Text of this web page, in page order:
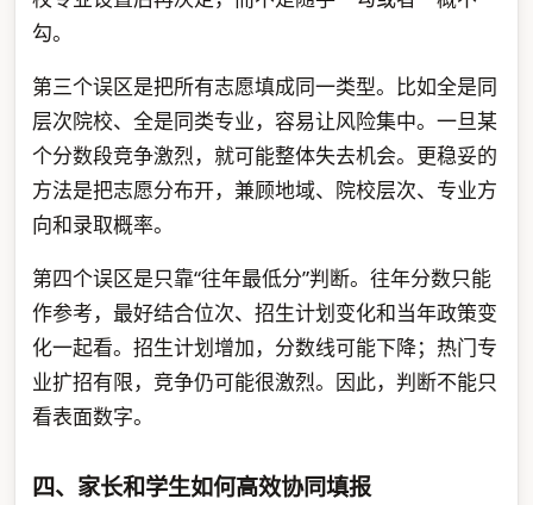
勾。
第三个误区是把所有志愿填成同一类型。比如全是同
层次院校、全是同类专业，容易让风险集中。一旦某
个分数段竞争激烈，就可能整体失去机会。更稳妥的
方法是把志愿分布开，兼顾地域、院校层次、专业方
向和录取概率。
第四个误区是只靠“往年最低分”判断。往年分数只能
作参考，最好结合位次、招生计划变化和当年政策变
化一起看。招生计划增加，分数线可能下降；热门专
业扩招有限，竞争仍可能很激烈。因此，判断不能只
看表面数字。
四、家长和学生如何高效协同填报